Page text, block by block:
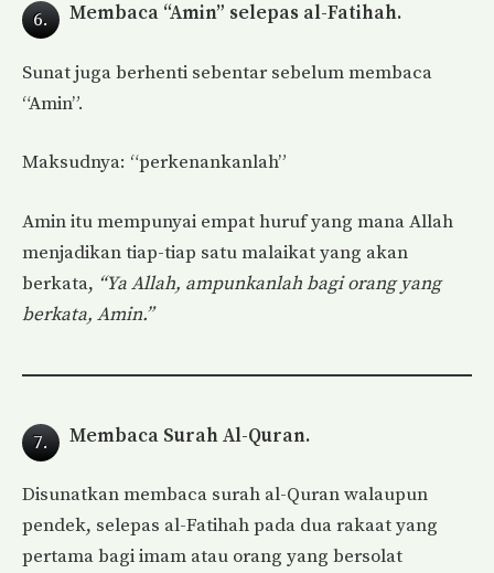
6. Membaca “Amin” selepas al-Fatihah.
Sunat juga berhenti sebentar sebelum membaca
“Amin”.
Maksudnya: “perkenankanlah”
Amin itu mempunyai empat huruf yang mana Allah
menjadikan tiap-tiap satu malaikat yang akan
berkata, “Ya Allah, ampunkanlah bagi orang yang
berkata, Amin.”
7. Membaca Surah Al-Quran.
Disunatkan membaca surah al-Quran walaupun
pendek, selepas al-Fatihah pada dua rakaat yang
pertama bagi imam atau orang yang bersolat